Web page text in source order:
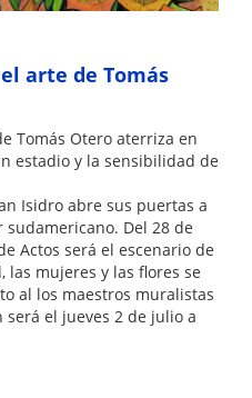
arte de Tomás
Tomás Otero aterriza en
estadio y la sensibilidad de
Isidro abre sus puertas a
Del 28 de
Actos será el escenario de
mujeres y las flores se
al los maestros muralistas
el jueves 2 de julio a